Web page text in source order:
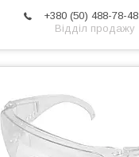
+380 (50) 488-78-48
Відділ продажу